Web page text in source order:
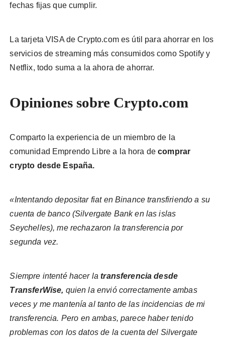
fechas fijas que cumplir.
La tarjeta VISA de Crypto.com es útil para ahorrar en los
servicios de streaming más consumidos como Spotify y
Netflix, todo suma a la ahora de ahorrar.
Opiniones sobre Crypto.com
Comparto la experiencia de un miembro de la
comunidad Emprendo Libre a la hora decomprar
crypto desde España.
«Intentando depositar fiat en Binance transfiriendo a su
cuenta de banco (Silvergate Bank en las islas
Seychelles), me rechazaron la transferencia por
segunda vez.
Siempre intenté hacer latransferencia desde
TransferWise, quien la envió correctamente ambas
veces y me mantenía al tanto de las incidencias de mi
transferencia. Pero en ambas, parece haber tenido
problemas con los datos de la cuenta del Silvergate